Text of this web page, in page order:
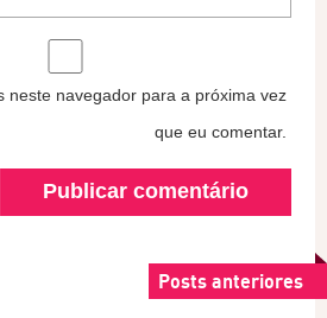
neste navegador para a próxima vez
que eu comentar.
Posts anteriores